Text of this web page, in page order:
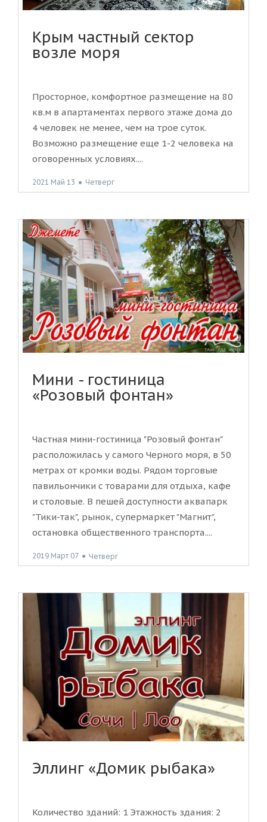
Крым частный сектор
возле моря
Просторное, комфортное размещение на 80
кв.м в апартаментах первого этаже дома до
4 человек не менее, чем на трое суток.
Возможно размещение еще 1-2 человека на
оговоренных условиях....
2021 Май 13 ● Четверг
Мини - гостиница
«Розовый фонтан»
Частная мини-гостиница "Розовый фонтан"
расположилась у самого Черного моря, в 50
метрах от кромки воды. Рядом торговые
павильончики с товарами для отдыха, кафе
и столовые. В пешей доступности аквапарк
"Тики-так", рынок, супермаркет "Магнит",
остановка общественного транспорта....
2019 Март 07 ● Четверг
Эллинг «Домик рыбака»
Количество зданий: 1 Этажность здания: 2